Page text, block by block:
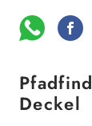
Deckel